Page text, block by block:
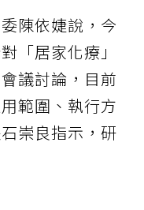
陳依婕說，今
「居家化療」
議討論，目前
範圍、執行方
崇良指示，研